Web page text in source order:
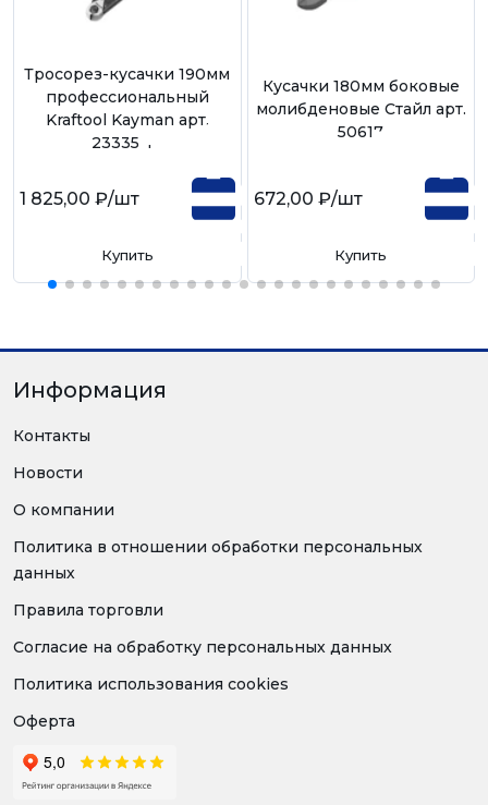
Тросорез-кусачки 190мм
профессиональный
Kraftool Kayman арт.
23335-19
1 825,00 ₽/шт
Купить
Кусачки 180мм боковые
молибденовые Стайл арт.
50617
672,00 ₽/шт
Купить
Информация
Контакты
Новости
О компании
Политика в отношении обработки персональных
данных
Правила торговли
Согласие на обработку персональных данных
Политика использования cookies
Оферта